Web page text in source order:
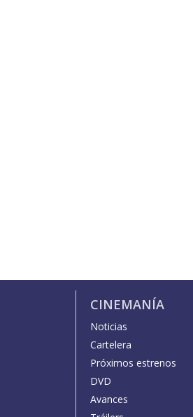
CINEMANÍA
Noticias
Cartelera
Próximos estrenos
DVD
Avances